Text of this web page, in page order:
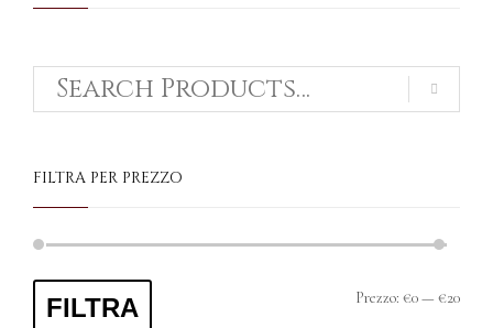
FILTRA PER PREZZO
FILTRA Prezzo: €0— €20